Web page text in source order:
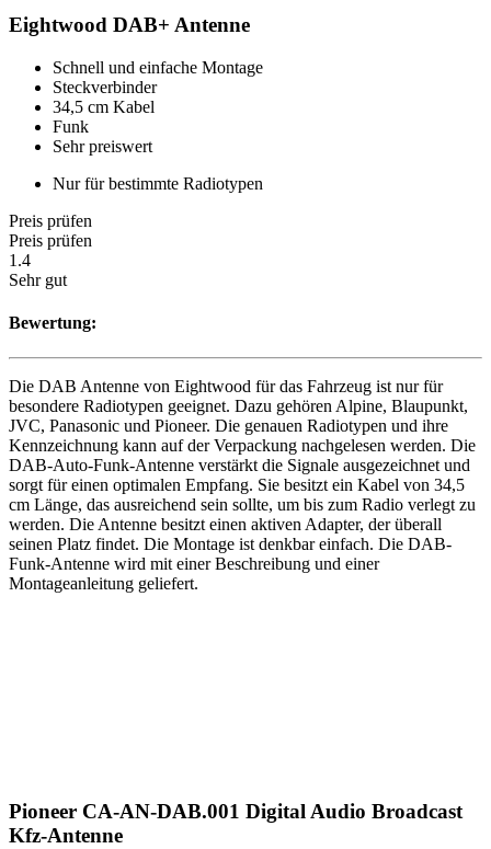
Eightwood DAB+ Antenne
Schnell und einfache Montage
Steckverbinder
34,5 cm Kabel
Funk
Sehr preiswert
Nur für bestimmte Radiotypen
Preis prüfen
Preis prüfen
1.4
Sehr gut
Bewertung:
Die DAB Antenne von Eightwood für das Fahrzeug ist nur für
besondere Radiotypen geeignet. Dazu gehören Alpine, Blaupunkt,
JVC, Panasonic und Pioneer. Die genauen Radiotypen und ihre
Kennzeichnung kann auf der Verpackung nachgelesen werden. Die
DAB-Auto-Funk-Antenne verstärkt die Signale ausgezeichnet und
sorgt für einen optimalen Empfang. Sie besitzt ein Kabel von 34,5
cm Länge, das ausreichend sein sollte, um bis zum Radio verlegt zu
werden. Die Antenne besitzt einen aktiven Adapter, der überall
seinen Platz findet. Die Montage ist denkbar einfach. Die DAB-
Funk-Antenne wird mit einer Beschreibung und einer
Montageanleitung geliefert.
Pioneer CA-AN-DAB.001 Digital Audio Broadcast
Kfz-Antenne